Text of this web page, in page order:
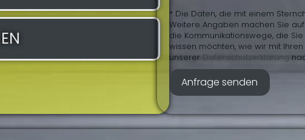
* Die Daten, die mit einem
Weitere Angaben machen Sie
die Kommunikationswege, die
wissen möchten, wie wir mit
unserer Daten­schutz­erklärung